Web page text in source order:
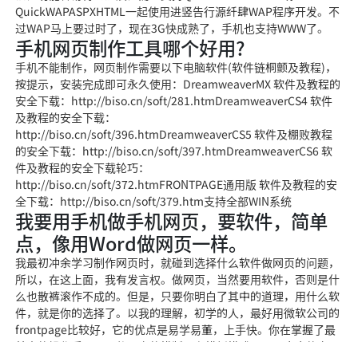
QuickWAPASPXHTML一起使用进竖告行源纤肆WAP程序开发。不
过WAP马上要过时了，现在3G快成熟了，手机也支持WWW了。
手机网页制作工具哪个好用?
手机不能制作，网页制作需要以下电脑软件(软件链桐颤及教程)，
按提示，安装完成即可永久使用：DreamweaverMX 软件及教程的
安全下载：http://biso.cn/soft/281.htmDreamweaverCS4 软件
及教程的安全下载：
http://biso.cn/soft/396.htmDreamweaverCS5 软件及棚败教程
的安全下载：http://biso.cn/soft/397.htmDreamweaverCS6 软
件及教程的安全下载轮巧：
http://biso.cn/soft/372.htmFRONTPAGE通用版 软件及教程的安
全下载：http://biso.cn/soft/379.htm支持全部WIN系统
我要用手机做手机网页，要软件，简单
点，像用Word做网页一样。
我最初冲余学习制作网页时，就碰到选择什么软件做网页的问题，
所以，在这上面，我有发言权。做网页，当然要用软件，否则是什
么也散裤滚作不成的。但是，只要你明白了其中的道理，用什么软
件，就是你的选择了。以我的理解，初学的人，最好用微软公司的
frontpage比较好，它的优点是易学易董，上手快。你在掌握了最